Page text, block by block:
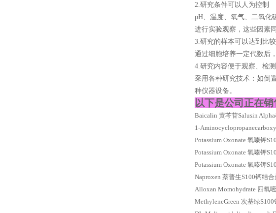
2.研究条件可以人为控制
pH、温度、氧气、二氧化
进行实验观察，这些因素
3.研究的样本可以达到比
通过细胞培养一定代数后
4.研究内容便于观察、检
采用各种研究技术：如倒
种仪器设备。
以下是公司正在
Baicalin 黄芩苷Salusin
1-
Potassium Oxonate 氧嗪钾
Potassium Oxonate 氧嗪钾
Potassium Oxonate 氧嗪钾
Naproxen 萘普生S100钙结
Alloxan Momohydrate 四氧
MethyleneGreen 次基绿